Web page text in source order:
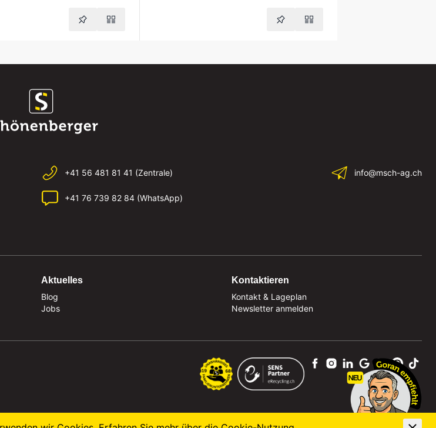
+41 56 481 81 41 (Zentrale)
+41 76 739 82 84 (WhatsApp)
info@msch-ag.ch
Aktuelles
Blog
Jobs
Kontaktieren
Kontakt & Lageplan
Newsletter anmelden